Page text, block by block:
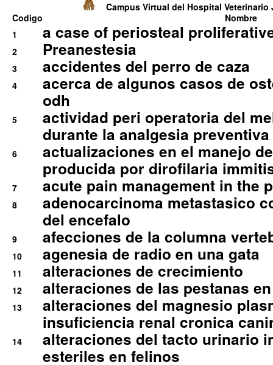
Campus Virtual del Hospital Veterinario
Codigo
Nombre
1
a case of periosteal
2 Preanestesia
3 accidentes del perro de caza
4
acerca de algunos casos de
odh
5
actividad peri operatoria del
durante la analgesia
6
actualizaciones en el manejo
producida por dirofilaria
7 acute pain management in the
8
adenocarcinoma metastasico
del encefalo
9 afecciones de la columna
10 agenesia de radio en una gata
11 alteraciones de crecimiento
12 alteraciones de las pestanas
13
alteraciones del magnesio
insuficiencia renal cronica
14
alteraciones del tacto urinario
esteriles en felinos